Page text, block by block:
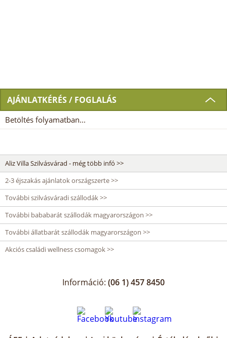
AJÁNLATKÉRÉS / FOGLALÁS
Betöltés folyamatban...
Aliz Villa Szilvásvárad - még több infó >>
2-3 éjszakás ajánlatok országszerte >>
További szilvásváradi szállodák >>
További bababarát szállodák magyarországon >>
További állatbarát szállodák magyarországon >>
Akciós családi wellness csomagok >>
Információ: (06 1) 457 8450